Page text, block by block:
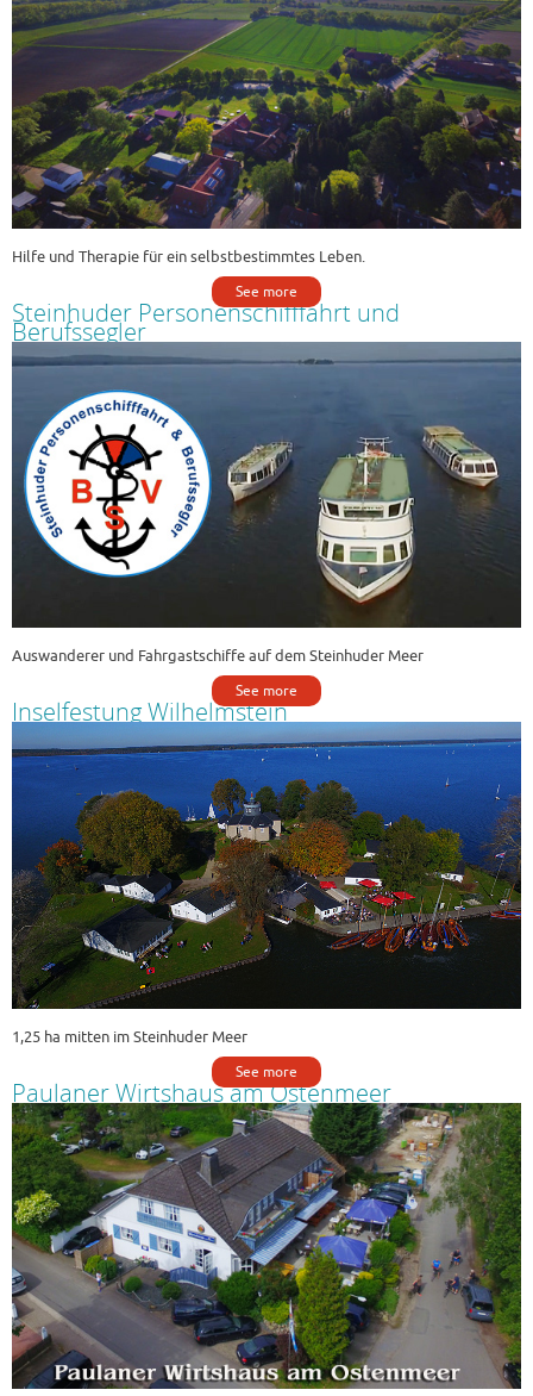
Hilfe und Therapie für ein selbstbestimmtes Leben.
See more
Steinhuder Personenschifffahrt und
Berufssegler
Auswanderer und Fahrgastschiffe auf dem Steinhuder Meer
See more
Inselfestung Wilhelmstein
1,25 ha mitten im Steinhuder Meer
See more
Paulaner Wirtshaus am Ostenmeer